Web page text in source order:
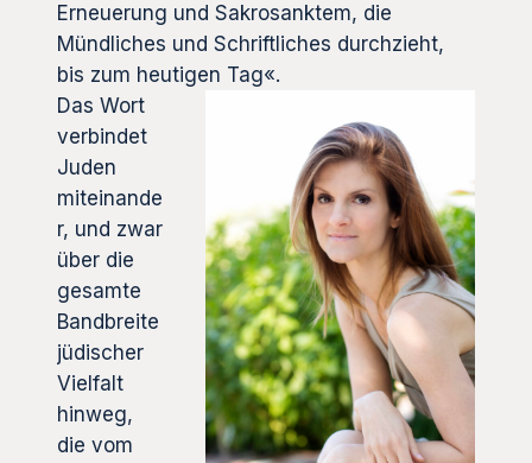
Erneuerung und Sakrosanktem, die
Mündliches und Schriftliches durchzieht,
bis zum heutigen Tag«.
Das Wort
verbindet
Juden
miteinande
r, und zwar
über die
gesamte
Bandbreite
jüdischer
Vielfalt
hinweg,
die vom